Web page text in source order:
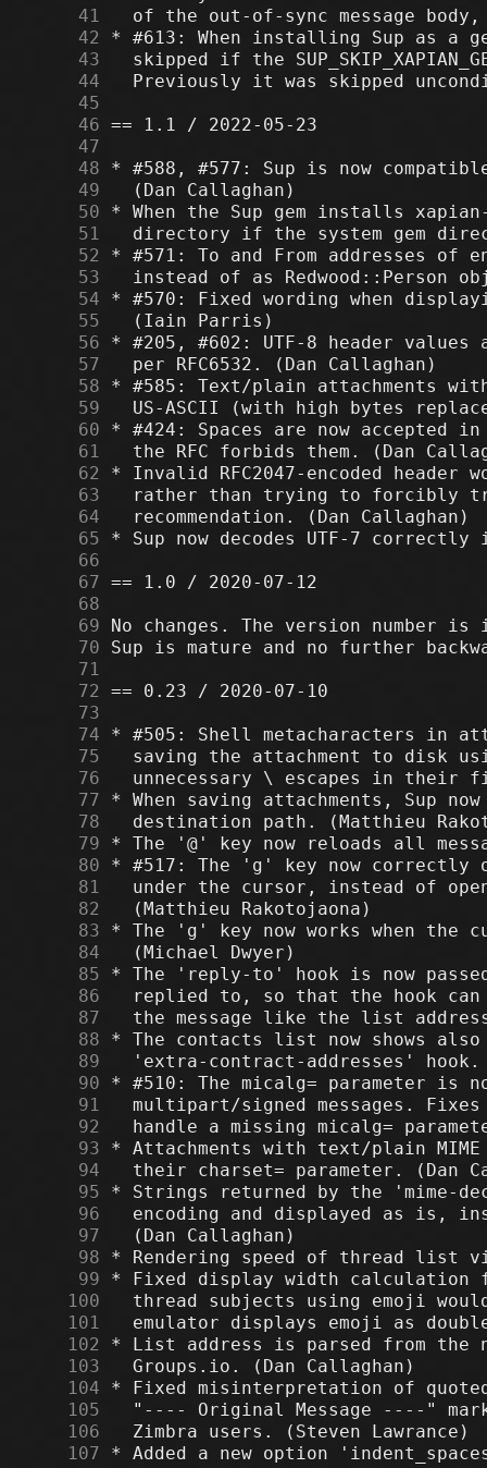
     41
     42
     43
     44
     45
     46
     47
     48
     49
     50
     51
     52
     53
     54
     55
     56
     57
     58
     59
     60
     61
     62
     63
     64
     65
     66
     67
     68
     69
     70
     71
     72
     73
     74
     75
     76
     77
     78
     79
     80
     81
     82
     83
     84
     85
     86
     87
     88
     89
     90
     91
     92
     93
     94
     95
     96
     97
     98
     99
    100
    101
    102
    103
    104
    105
    106
    107